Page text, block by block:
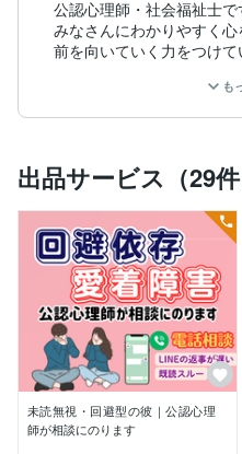
公認心理師・社会福祉士で
みなさんにわかりやすく心
前を向いていく力をつけ
また私はHSS型HSPの気
ではないかと苦しんだりし
げでそれを乗り越えること
こうした経験なども踏まえて
本音の言葉で誠心誠意向き
みなさんの抱える様々な
いと思っています。
【Mind Resilience (マイン
「Mind ＝精神」、「
があります。
こころのバランスを取り
力に満ちあふれ、
も
出品サービス（29件
未読無視・回避型の彼｜公認心理
師が相談にのります